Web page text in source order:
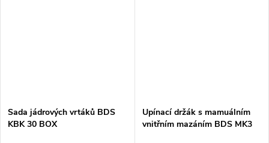
Sada jádrových vrtáků BDS
KBK 30 BOX
Upínací držák s mamuálním
vnitřním mazáním BDS MK3